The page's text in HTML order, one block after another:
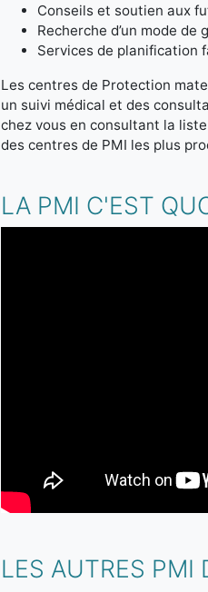
Conseils et soutien aux
Recherche d’un mode de
Services de planification
Les centres de Protection
un suivi médical et des
chez vous en consultant la
des centres de PMI les plus
LA PMI C'EST
LES AUTRES PMI